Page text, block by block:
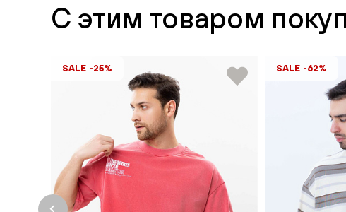
С этим товаром
SALE -25% SALE -62%